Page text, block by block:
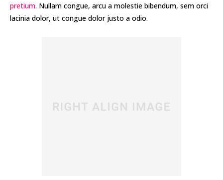
pretium. Nullam congue, arcu a molestie bibendum, sem orci
lacinia dolor, ut congue dolor justo a odio.